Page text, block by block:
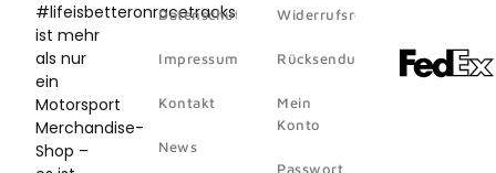
#lifeisbetteronracetracks
ist mehr
als nur
ein
Motorsport
Merchandise-
Shop –
Datenschutz
Impressum
Kontakt
News
Widerrufsrecht
Rücksendungen
Mein
Konto
Passwort